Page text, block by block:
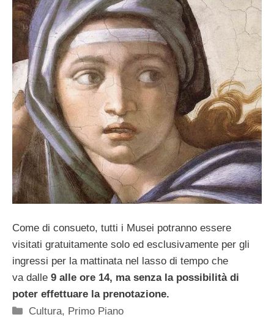
Come di consueto, tutti i Musei potranno essere
visitati gratuitamente solo ed esclusivamente per gli
ingressi per la mattinata nel lasso di tempo che
va dalle 9 alle ore 14, ma senza la possibilità di
poter effettuare la prenotazione.
Categorie
Cultura, Primo Piano